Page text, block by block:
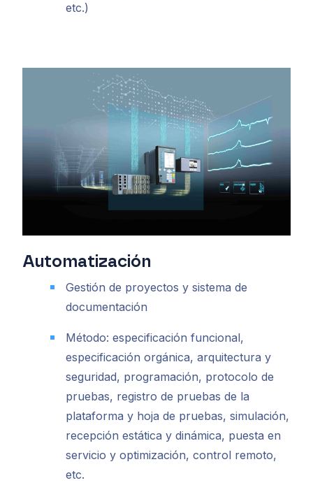
etc.)
Automatización
Gestión de proyectos y sistema de
documentación
Método: especificación funcional,
especificación orgánica, arquitectura y
seguridad, programación, protocolo de
pruebas, registro de pruebas de la
plataforma y hoja de pruebas, simulación,
recepción estática y dinámica, puesta en
servicio y optimización, control remoto,
etc.